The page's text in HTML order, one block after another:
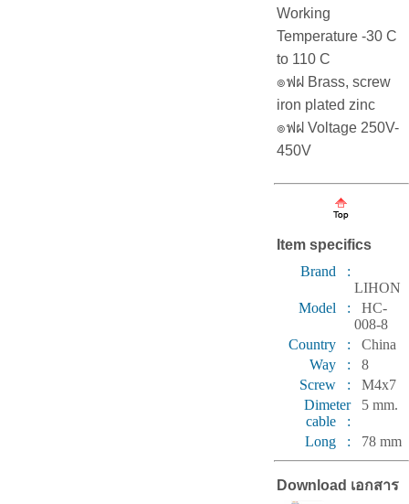
Working
Temperature -30 C
to 110 C
๏ฟฝ Brass, screw
iron plated zinc
๏ฟฝ Voltage 250V-
450V
Item specifics
Brand :
LIHON
Model :
HC-
008-8
Country :
China
Way :
8
Screw :
M4x7
Dimeter
cable :
5 mm.
Long : 78 mm
Download เอกสาร